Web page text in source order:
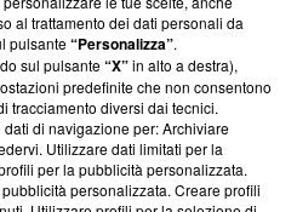
al trattamento dei dati personali da
pulsante“Personalizza”.
sul pulsante“X”in alto a destra),
predefinite che non consentono
tracciamento diversi dai tecnici.
di navigazione per: Archiviare
Utilizzare dati limitati per la
per la pubblicità personalizzata.
personalizzata. Creare profili